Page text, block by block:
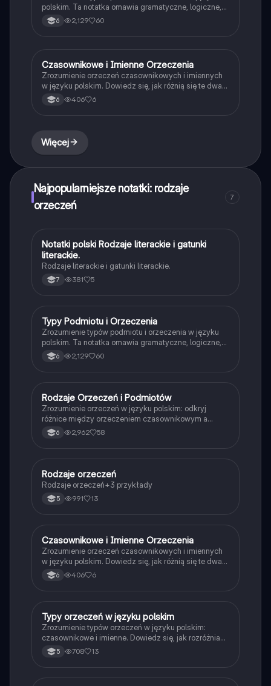
polskim. Ta notatka omawia gramatyczne, logiczne,
domyślne, szeregowe, zbiorowe i towarzyszące
rodzaje podmiotu oraz czasownikowe i imienne
6 2,129 60
Język polski
Czasownikowe i Imienne Orzeczenia
Zrozumienie orzeczeń czasownikowych i imiennych
w języku polskim. Dowiedz się, jak różnią się te dwa
typy orzeczeń, ich struktura oraz przykłady użycia.
Idealne dla uczniów przygotowujących się do
6 406 6
Więcej
Najpopularniejsze notatki: rodzaje
orzeczeń
7
Język polski
Notatki polski Rodzaje literackie i gatunki
literackie.
Rodzaje literackie i gatunki literackie.
7 381 5
Język polski
Typy Podmiotu i Orzeczenia
Zrozumienie typów podmiotu i orzeczenia w języku
polskim. Ta notatka omawia gramatyczne, logiczne,
domyślne, szeregowe, zbiorowe i towarzyszące
rodzaje podmiotu oraz czasownikowe i imienne
6 2,129 60
Język polski
Rodzaje Orzeczeń i Podmiotów
Zrozumienie orzeczeń w języku polskim: odkryj
różnice między orzeczeniem czasownikowym a
imiennym oraz poznaj różne typy podmiotów. Materiał
zawiera kluczowe definicje, przykłady i zasady
6 2,962 58
Język polski
Rodzaje orzeczeń
Rodzaje orzeczeń+3 przykłady
5 991 13
Język polski
Czasownikowe i Imienne Orzeczenia
Zrozumienie orzeczeń czasownikowych i imiennych
w języku polskim. Dowiedz się, jak różnią się te dwa
typy orzeczeń, ich struktura oraz przykłady użycia.
Idealne dla uczniów przygotowujących się do
6 406 6
Język polski
Typy orzeczeń w języku polskim
Zrozumienie typów orzeczeń w języku polskim:
czasownikowe i imienne. Dowiedz się, jak rozróżniać
orzeczenia oraz ich zastosowanie w zdaniach.
Idealne dla uczniów przygotowujących się do
5 708 13